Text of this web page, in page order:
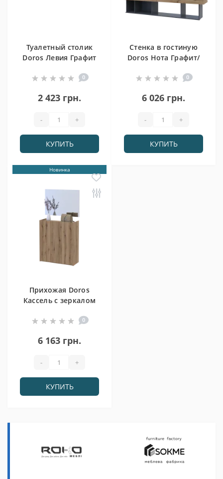
Туалетный столик
Doros Левия Графит
(41516089)
0
2 423 грн.
- +
КУПИТЬ
Стенка в гостиную
Doros Нота Графит/
195х42х147 0
6 026 грн.
- +
КУПИТЬ
Новинка
Прихожая Doros
Кассель с зеркалом
97х40х110
0
6 163 грн.
- +
КУПИТЬ